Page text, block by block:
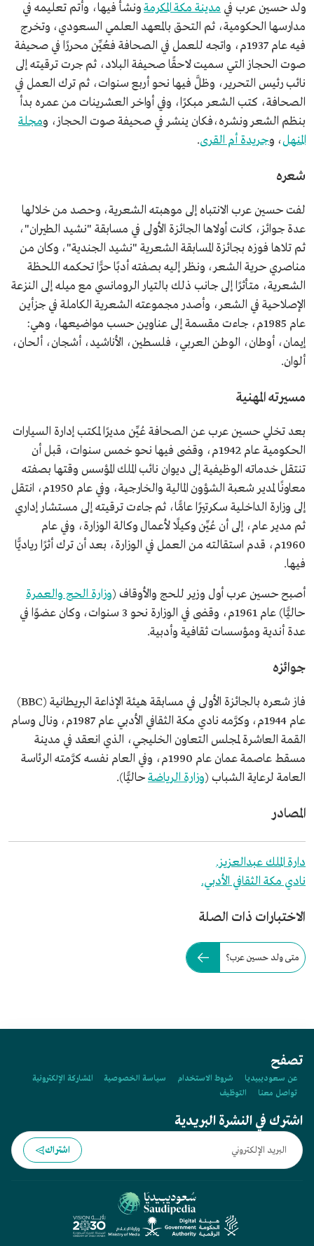
ولد حسين عرب في مدينة مكة المكرمةونشأ فيها، وأتم تعليمه في
مدارسها الحكومية، ثم التحق بالمعهد العلمي السعودي، وتخرج
فيه عام 1937م، واتجه للعمل في الصحافة فعُيِّن محررًا في صحيفة
صوت الحجاز التي سميت لاحقًا صحيفة البلاد، ثم جرت ترقيته إلى
نائب رئيس التحرير، وظلَّ فيها نحو أربع سنوات، ثم ترك العمل في
الصحافة، كتب الشعر مبكرًا، وفي أواخر العشرينات من عمره بدأ
بنظم الشعر ونشره،فكان ينشر في صحيفة صوت الحجاز، ومجلة
المنهل، وجريدة أم القرى.
شعره
لفت حسين عرب الانتباه إلى موهبته الشعرية، وحصد من خلالها
عدة جوائز، كانت أولاها الجائزة الأولى في مسابقة "نشيد الطيران"،
ثم تلاها فوزه بجائزة المسابقة الشعرية "نشيد الجندية"، وكان من
مناصري حرية الشعر، ونظر إليه بصفته أدبًا حرًّا تحكمه اللحظة
الشعرية، متأثرًا إلى جانب ذلك بالتيار الرومانسي مع ميله إلى النزعة
الإصلاحية في الشعر، وأصدر مجموعته الشعرية الكاملة في جزأين
عام 1985م، جاءت مقسمة إلى عناوين حسب مواضيعها، وهي:
إيمان، أوطان، الوطن العربي، فلسطين، الأناشيد، أشجان، ألحان،
ألوان.
مسيرته المهنية
بعد تخلي حسين عرب عن الصحافة عُيِّن مديرًا لمكتب إدارة السيارات
الحكومية عام 1942م، وقضى فيها نحو خمس سنوات، قبل أن
تنتقل خدماته الوظيفية إلى ديوان نائب الملك المؤسس وقتها بصفته
معاونًا لمدير شعبة الشؤون المالية والخارجية، وفي عام 1950م، انتقل
إلى وزارة الداخلية سكرتيرًا عامًّا، ثم جاءت ترقيته إلى مستشار إداري
ثم مدير عام، إلى أن عُيِّن وكيلًا لأعمال وكالة الوزارة، وفي عام
1960م، قدم استقالته من العمل في الوزارة، بعد أن ترك أثرًا رياديًّا
فيها.
أصبح حسين عرب أول وزير للحج والأوقاف (وزارة الحج والعمرة
حاليًّا) عام 1961م، وقضى في الوزارة نحو 3 سنوات، وكان عضوًا في
عدة أندية ومؤسسات ثقافية وأدبية.
جوائزه
فاز شعره بالجائزة الأولى في مسابقة هيئة الإذاعة البريطانية (BBC)
عام 1944م، وكرَّمه نادي مكة الثقافي الأدبي عام 1987م، ونال وسام
القمة العاشرة لمجلس التعاون الخليجي، الذي انعقد في مدينة
مسقط عاصمة عمان عام 1990م، وفي العام نفسه كرَّمته الرئاسة
العامة لرعاية الشباب (وزارة الرياضةحاليًّا).
المصادر
دارة الملك عبدالعزيز.
نادي مكة الثقافي الأدبي.
الاختبارات ذات الصلة
متى ولد حسين عرب؟
تصفح
عن سعوديبيديا شروط الاستخدام سياسة الخصوصية
المشاركة الإلكترونية
تواصل معنا
التوظيف
اشترك في النشرة البريدية
اشتراك